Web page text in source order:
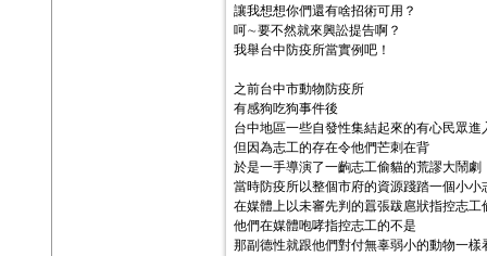
讓我想想你們還有啥招術可用？
呵∼要不然就來興訟提告啊？
我舉台中防疫所當實例吧！
之前台中市動物防疫所
有感狗吃狗事件後
台中地區一些自發性集結起來的有心民眾進
但因為志工的存在令他們芒刺在背
於是一手導演了一齣志工偷貓的荒謬大鬧劇
當時防疫所以整個市府的資源踐踏一個小小
在媒體上以未審先判的囂張跋扈狀指控志工
他們在媒體咆哮指控志工的不是
那副德性就跟他們對付無辜弱小的動物一樣